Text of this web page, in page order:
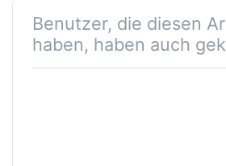
Benutzer, die diesen
haben, haben auch